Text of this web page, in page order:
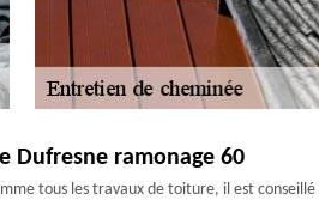
Dufresne ramonage 60
tous les travaux de toiture, il est